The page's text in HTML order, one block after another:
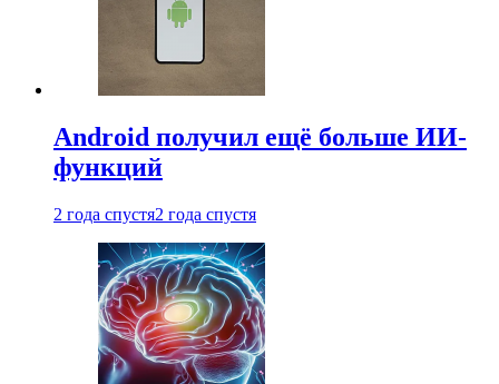
Android получил ещё больше ИИ-
функций
2 года спустя2 года спустя